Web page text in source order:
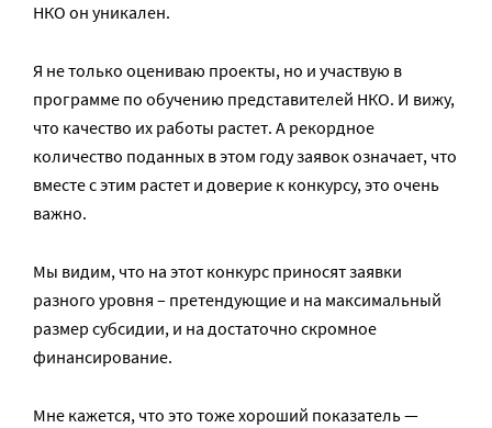
НКО он уникален.
Я не только оцениваю проекты, но и участвую в
программе по обучению представителей НКО. И вижу,
что качество их работы растет. А рекордное
количество поданных в этом году заявок означает, что
вместе с этим растет и доверие к конкурсу, это очень
важно.
Мы видим, что на этот конкурс приносят заявки
разного уровня – претендующие и на максимальный
размер субсидии, и на достаточно скромное
финансирование.
Мне кажется, что это тоже хороший показатель —